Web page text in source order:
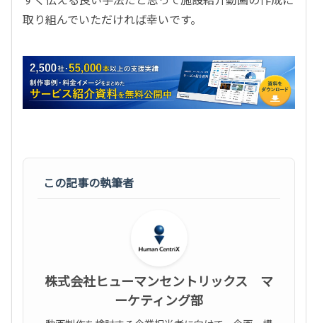
取り組んでいただければ幸いです。
この記事の執筆者
株式会社ヒューマンセントリックス マ
ーケティング部